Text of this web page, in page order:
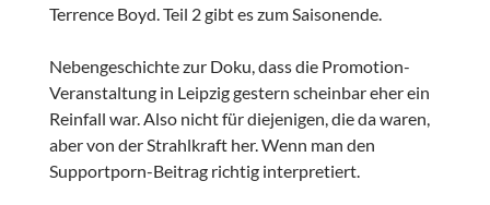
Terrence Boyd. Teil 2 gibt es zum Saisonende.
Nebengeschichte zur Doku, dass die Promotion-
Veranstaltung in Leipzig gestern scheinbar eher ein
Reinfall war. Also nicht für diejenigen, die da waren,
aber von der Strahlkraft her. Wenn man den
Supportporn-Beitrag richtig interpretiert.